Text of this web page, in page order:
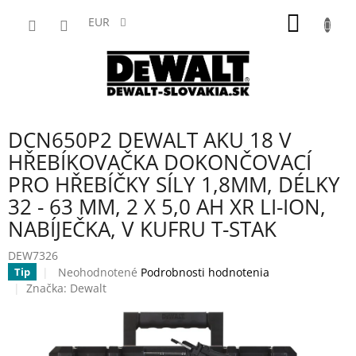
EUR
DCN650P2 DEWALT AKU 18 V
HŘEBÍKOVAČKA DOKONČOVACÍ
PRO HŘEBÍČKY SÍLY 1,8MM, DÉLKY
32 - 63 MM, 2 X 5,0 AH XR LI-ION,
NABÍJEČKA, V KUFRU T-STAK
DEW7326
Tip
Priemerné
hodnotenie
z
Neohodnotené Podrobnosti hodnotenia
Značka: Dewalt